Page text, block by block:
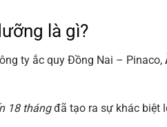
là gì?
ty ắc quy Đồng Nai – Pinaco,
18 thángđã tạo ra sự khác biệt